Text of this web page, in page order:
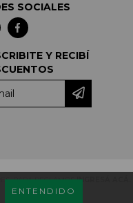
ENTENDIDO
SOCIALES
Y RECIBÍ
PARA RECLAMOS INGRESÁ ACÁ.